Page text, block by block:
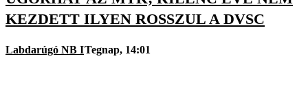
KEZDETT ILYEN ROSSZUL A DVSC
Labdarúgó NB ITegnap, 14:01